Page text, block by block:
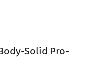
Solid Pro-